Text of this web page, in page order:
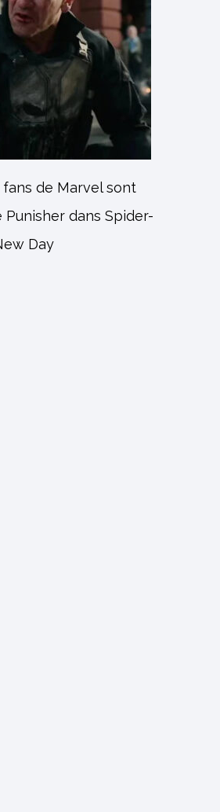
fans de Marvel sont
Punisher dans Spider-
Day